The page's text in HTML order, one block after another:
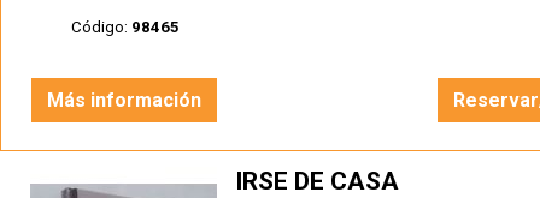
Código: 98465
Más información
IRSE DE CASA